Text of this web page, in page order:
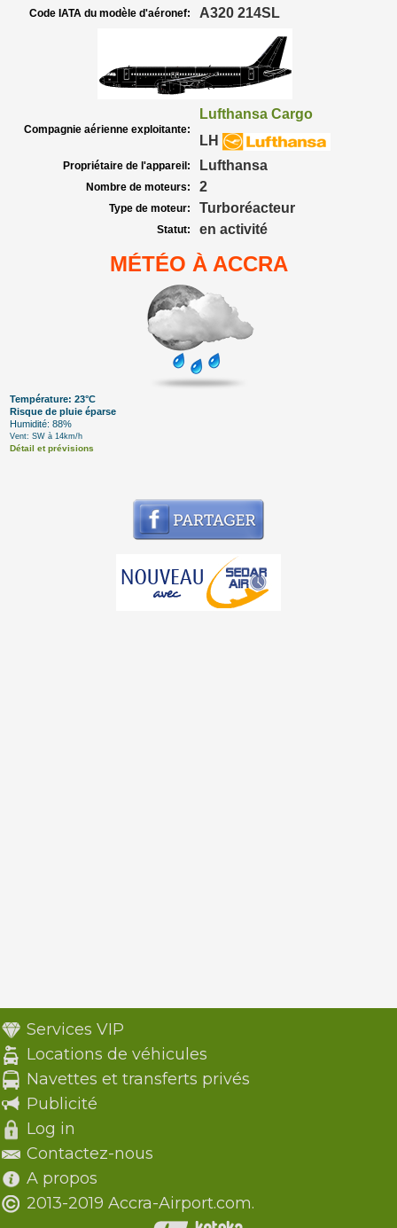
Code IATA du modèle d'aéronef: A320 214SL
Compagnie aérienne exploitante:
Lufthansa Cargo
LH
Propriétaire de l'appareil: Lufthansa
Nombre de moteurs: 2
Type de moteur: Turboréacteur
Statut: en activité
MÉTÉO À ACCRA
Température: 23°C
Risque de pluie éparse
Humidité: 88%
Vent: SW à 14km/h
Détail et prévisions
Services VIP
Locations de véhicules
Navettes et transferts privés
Publicité
Log in
Contactez-nous
A propos
2013-2019 Accra-Airport.com.